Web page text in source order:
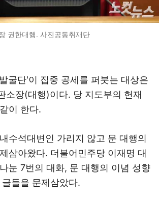
권한대행. 사진공동취재단
굴단'이 집중 공세를 퍼붓는 대상은
소장(대행)이다. 당 지도부의 헌재
이 한다.
수석대변인 가리지 않고 문 대행의
삼아왔다. 더불어민주당 이재명 대
눈 7번의 대화, 문 대행의 이념 성향
들을 문제삼았다.